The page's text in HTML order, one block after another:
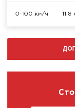
0-100 км/ч 11.8